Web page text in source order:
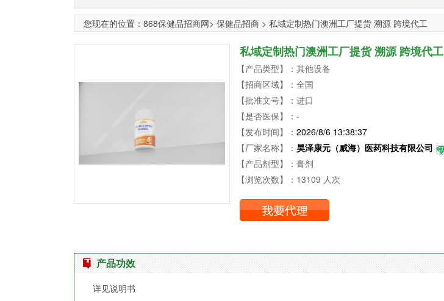
您现在的位置： 868保健品招商网> 保健品招商 > 私域定制热门澳洲工厂提货 溯源 跨境代工
私域定制热门澳洲工厂提货 溯源 跨境代工
【产品类型】：其他设备
【招商区域】：全国
【批准文号】：进口
【是否医保】：-
【发布时间】： 2026/8/6 13:38:37
【厂家名称】： 昊泽康元（威海）医药科技有限公司
【产品剂型】：膏剂
【浏览次数】：13109 人次
产品功效
详见说明书